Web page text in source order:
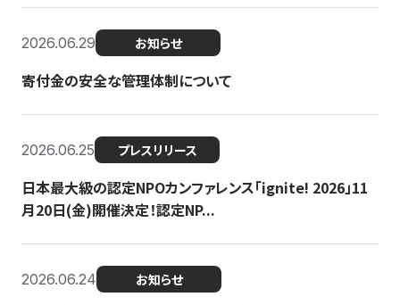
2026.06.29 お知らせ
寄付金の安全な管理体制について
2026.06.25 プレスリリース
日本最大級の認定NPOカンファレンス「ignite! 2026」11
月20日(金)開催決定！認定NP...
2026.06.24 お知らせ